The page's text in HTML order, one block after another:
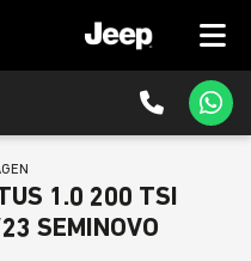
1.0 200 TSI
SEMINOVO